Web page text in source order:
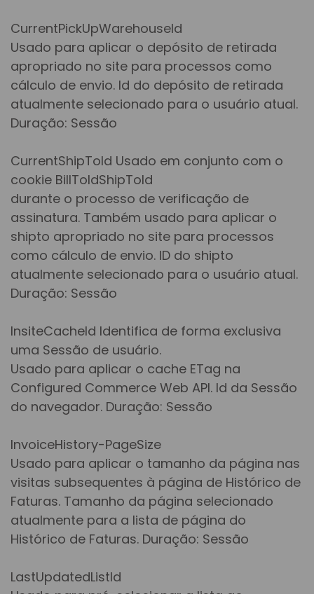
CurrentPickUpWarehouseId
Usado para aplicar o depósito de retirada
apropriado no site para processos como
cálculo de envio. Id do depósito de retirada
atualmente selecionado para o usuário atual.
Duração: Sessão
CurrentShipToId Usado em conjunto com o
cookie BillToIdShipToId
durante o processo de verificação de
assinatura. Também usado para aplicar o
shipto apropriado no site para processos
como cálculo de envio. ID do shipto
atualmente selecionado para o usuário atual.
Duração: Sessão
InsiteCacheId Identifica de forma exclusiva
uma Sessão de usuário.
Usado para aplicar o cache ETag na
Configured Commerce Web API. Id da Sessão
do navegador. Duração: Sessão
InvoiceHistory-PageSize
Usado para aplicar o tamanho da página nas
visitas subsequentes à página de Histórico de
Faturas. Tamanho da página selecionado
atualmente para a lista de página do
Histórico de Faturas. Duração: Sessão
LastUpdatedListId